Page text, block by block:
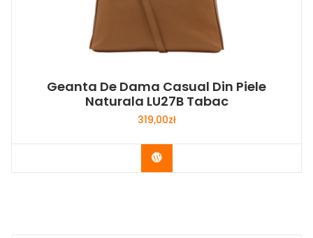
Geanta De Dama Casual Din Piele
Naturala LU27B Tabac
319,00zł
Buy Now